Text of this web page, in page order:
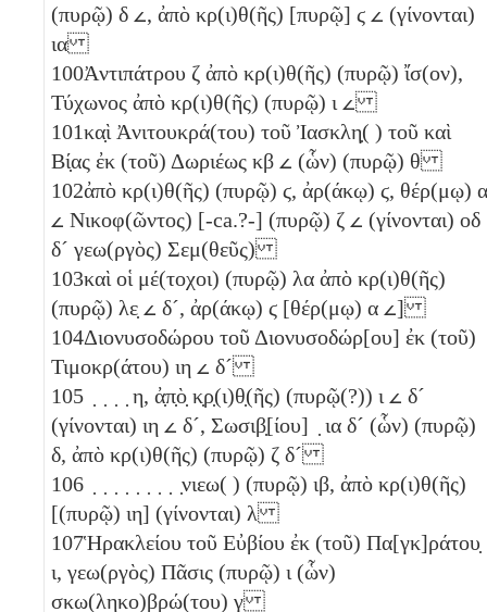
(πυρῷ) δ 𐅵, ἀπὸ κρ(ι)θ(ῆς) [πυρῷ] ϛ 𐅵 (γίνονται)
ια
100Ἀντιπάτρου ζ ἀπὸ κρ(ι)θ(ῆς) (πυρῷ) ἴσ(ον),
Τύχωνος ἀπὸ κρ(ι)θ(ῆς) (πυρῷ) ι 𐅵
101κα̣ὶ Ἀνιτουκρά(του) τοῦ Ἰασκλη̣( ) τοῦ καὶ
Βί̣ας ἐκ (τοῦ) Δωριέως κβ 𐅵 (ὧν) (πυρῷ) θ
102ἀπὸ κρ(ι)θ(ῆς) (πυρῷ) ϛ, ἀρ(άκῳ) ϛ, θέρ(μῳ) α
𐅵 Νικοφ(ῶντος) [-ca.?-] (πυρῷ) ζ 𐅵 (γίνονται) οδ
δ´ γεω(ργὸς) Σεμ(θεῦς)
103καὶ οἱ μέ(τοχοι) (πυρῷ) λα ἀπὸ κρ(ι)θ(ῆς)
(πυρῷ) λε̣ 𐅵 δ´, ἀρ(άκῳ) ϛ [θέρ(μῳ) α 𐅵]
104Διονυσοδώρου τοῦ Διονυσοδώρ[ου] ἐκ (τοῦ)
Τιμοκρ(άτου) ιη 𐅵 δ´
105
η, ἀ̣π̣ὸ̣ κ̣ρ̣(ι)θ̣(ῆς) (πυρῷ(?)) ι 𐅵 δ´
(γίνονται) ιη 𐅵 δ´, Σωσιβ̣[ίου] ̣ ια δ´ (ὧν) (πυρῷ)
δ, ἀπὸ κρ(ι)θ(ῆς) (πυρῷ) ζ δ´
106 ̣ ̣ ̣ ̣ ̣ ̣ ̣ ̣ ̣νιεω( ) (πυρῷ) ιβ, ἀπὸ κρ(ι)θ(ῆς)
[(πυρῷ) ιη] (γίνονται) λ
107Ἡρακλείου τοῦ Εὐβίου ἐκ (τοῦ) Πα[γκ]ράτου̣
ι, γεω(ργὸς) Πᾶσις (πυρῷ) ι (ὧν)
σκω(ληκο)βρώ(του) γ